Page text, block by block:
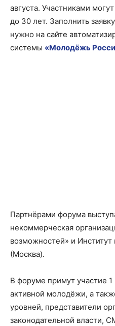
августа. Участниками
до 30 лет. Заполнить
нужно на сайте
системы «Молодёжь
Партнёрами форума
некоммерческая
возможностей» и
(Москва).
В форуме примут участие 1
активной молодёжи, а
уровней, представители
законодательной власти,